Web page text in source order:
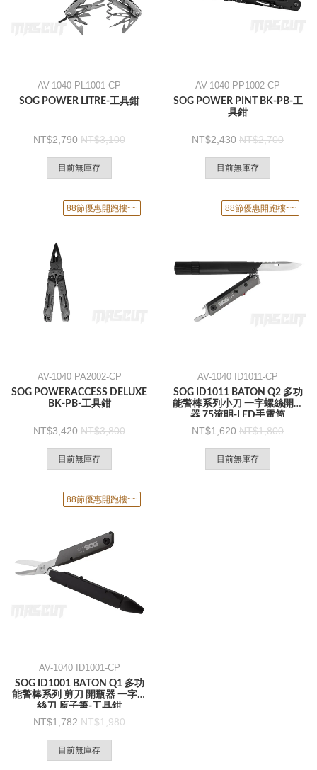
AV-1040 PL1001-CP
SOG POWER LITRE-工具鉗
2,790 3,100
目前無庫存
AV-1040 PP1002-CP
SOG POWER PINT BK-PB-工
具鉗
2,430 2,700
目前無庫存
88節優惠開跑樓~~
AV-1040 PA2002-CP
SOG POWERACCESS DELUXE
BK-PB-工具鉗
3,420 3,800
目前無庫存
88節優惠開跑樓~~
AV-1040 ID1011-CP
SOG ID1011 BATON Q2 多功
能警棒系列小刀 一字螺絲開瓶
器 75流明-LED手電筒
1,620 1,800
目前無庫存
88節優惠開跑樓~~
AV-1040 ID1001-CP
SOG ID1001 BATON Q1 多功
能警棒系列 剪刀 開瓶器 一字螺
絲刀 原子筆-工具鉗
1,782 1,980
目前無庫存